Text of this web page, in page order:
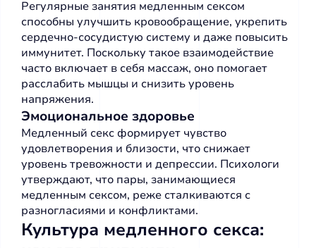
Регулярные занятия медленным сексом
способны улучшить кровообращение, укрепить
сердечно-сосудистую систему и даже повысить
иммунитет. Поскольку такое взаимодействие
часто включает в себя массаж, оно помогает
расслабить мышцы и снизить уровень
напряжения.
Эмоциональное здоровье
Медленный секс формирует чувство
удовлетворения и близости, что снижает
уровень тревожности и депрессии. Психологи
утверждают, что пары, занимающиеся
медленным сексом, реже сталкиваются с
разногласиями и конфликтами.
Культура медленного секса: